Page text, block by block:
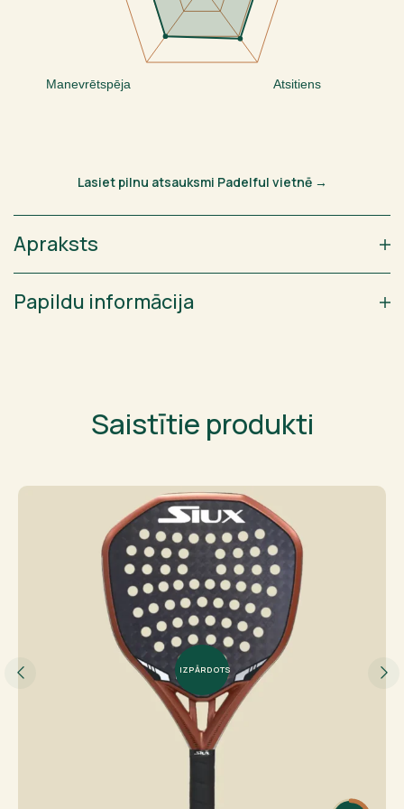
Atsitiens
Manevrētspēja
Lasiet pilnu atsauksmi Padelful vietnē →
Apraksts
Papildu informācija
Saistītie produkti
IZPĀRDOTS